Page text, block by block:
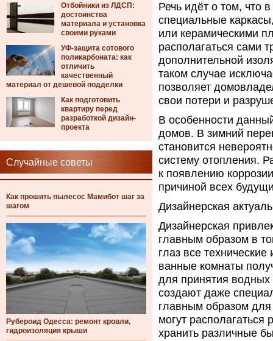
Отбойники из ЛДСП:
достоинства
материала и установка
своими руками
УФ-защита сотового
поликарбоната: как
отличить
качественный
материал от дешевой подделки
Как подготовить
квартиру перед
разработкой дизайн-
проекта
Случайные советы
Как прошить пылесос Мамибот шаг за
шагом
Рубероид Одесса: ремонт кровли,
гидроизоляция крыши
Речь идёт о том, что
специальные
или керамическими
располагаться сами
дополнительной
таком случае
позволяет
свои потери и
В особенности
домов. В зимний
становится
систему отопления.
к появлению
причиной всех
Дизайнерская
Дизайнерская
главным образом в
глаз все
ванные комнаты
для принятия водных
создают даже
главным образом
могут
хранить различные